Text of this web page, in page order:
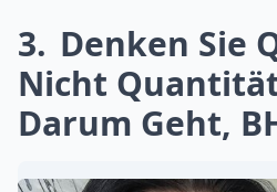
3 Denken Sie
Nicht
Darum Geht,